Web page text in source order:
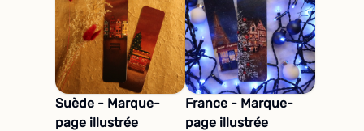
Suède - Marque-
page illustrée
France - Marque-
page illustrée